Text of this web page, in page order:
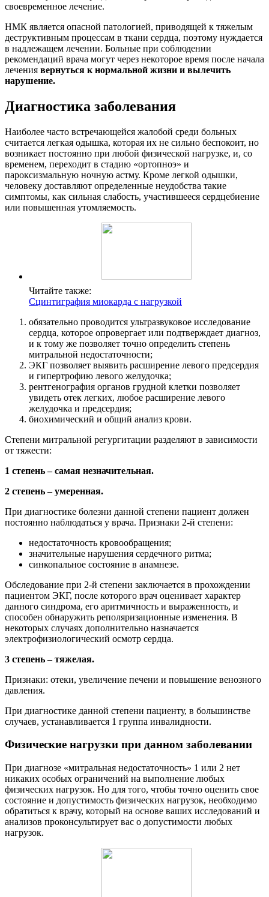
своевременное лечение.
НМК является опасной патологией, приводящей к тяжелым
деструктивным процессам в ткани сердца, поэтому нуждается
в надлежащем лечении. Больные при соблюдении
рекомендаций врача могут через некоторое время после начала
лечения вернуться к нормальной жизни и вылечить
нарушение.
Диагностика заболевания
Наиболее часто встречающейся жалобой среди больных
считается легкая одышка, которая их не сильно беспокоит, но
возникает постоянно при любой физической нагрузке, и, со
временем, переходит в стадию «ортопноэ» и
пароксизмальную ночную астму. Кроме легкой одышки,
человеку доставляют определенные неудобства такие
симптомы, как сильная слабость, участившееся сердцебиение
или повышенная утомляемость.
Читайте также:
Сцинтиграфия миокарда с нагрузкой
обязательно проводится ультразвуковое исследование
сердца, которое опровергает или подтверждает диагноз,
и к тому же позволяет точно определить степень
митральной недостаточности;
ЭКГ позволяет выявить расширение левого предсердия
и гипертрофию левого желудочка;
рентгенография органов грудной клетки позволяет
увидеть отек легких, любое расширение левого
желудочка и предсердия;
биохимический и общий анализ крови.
Степени митральной регургитации разделяют в зависимости
от тяжести:
1 степень – самая незначительная.
2 степень – умеренная.
При диагностике болезни данной степени пациент должен
постоянно наблюдаться у врача. Признаки 2-й степени:
недостаточность кровообращения;
значительные нарушения сердечного ритма;
синкопальное состояние в анамнезе.
Обследование при 2-й степени заключается в прохождении
пациентом ЭКГ, после которого врач оценивает характер
данного синдрома, его аритмичность и выраженность, и
способен обнаружить реполяризационные изменения. В
некоторых случаях дополнительно назначается
электрофизиологический осмотр сердца.
3 степень – тяжелая.
Признаки: отеки, увеличение печени и повышение венозного
давления.
При диагностике данной степени пациенту, в большинстве
случаев, устанавливается 1 группа инвалидности.
Физические нагрузки при данном заболевании
При диагнозе «митральная недостаточность» 1 или 2 нет
никаких особых ограничений на выполнение любых
физических нагрузок. Но для того, чтобы точно оценить свое
состояние и допустимость физических нагрузок, необходимо
обратиться к врачу, который на основе ваших исследований и
анализов проконсультирует вас о допустимости любых
нагрузок.